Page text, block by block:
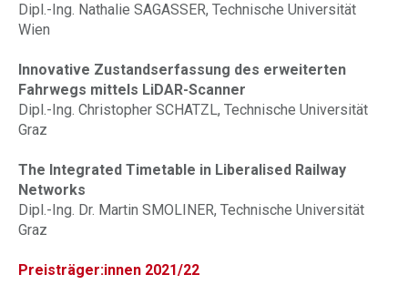
Dipl.-Ing. Nathalie SAGASSER, Technische Universität
Wien
Innovative Zustandserfassung des erweiterten
Fahrwegs mittels LiDAR-Scanner
Dipl.-Ing. Christopher SCHATZL, Technische Universität
Graz
The Integrated Timetable in Liberalised Railway
Networks
Dipl.-Ing. Dr. Martin SMOLINER, Technische Universität
Graz
Preisträger:innen 2021/22